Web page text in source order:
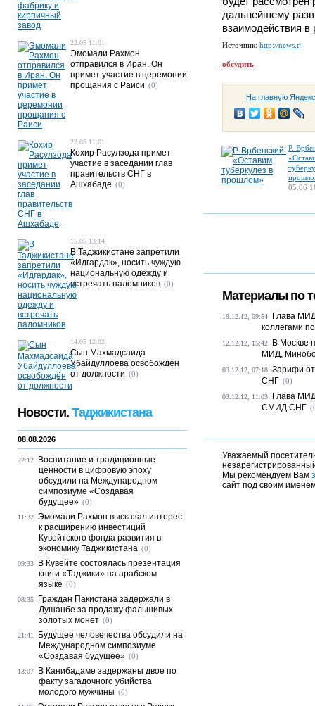
дальнейшему
взаимодействия в
Источник: http://news.tj
обсудить
На главную
Р.
05.06
Материалы по
19.12.12, 09:54
Глава
коллегами
12.12.12, 15:42
В Москве
МИД,
03.12.12, 07:18 Зарифи
СНГ (0)
03.12.12, 11:03
Глава
СМИД СНГ
Уважаемый
Мы рекомендуем Вам
сайт под своим
22.05 11:01
Эмомали Рахмон
отправился в Иран. Он
примет участие в церемонии
прощания с Раиси (0)
22.05 11:01
Кохир Расулзода примет
участие в заседании глав
правительств СНГ в
Ашхабаде (0)
15.05 13:14
В Таджикистане запретили
«Идгардак», носить чуждую
национальную одежду и
встречать паломников (0)
14.05 12:02
Сын Махмадсаида
Убайдуллоева освобождён
от должности (0)
Новости. Таджикистана
08.08.2026
22:12
Воспитание и традиционные
ценности в цифровую эпоху
обсудили на Международном
симпозиуме «Создавая
будущее» (0)
11:32 Эмомали Рахмон высказал интерес
к расширению инвестиций
Кувейтского фонда развития в
экономику Таджикистана (0)
09:33
В Кувейте состоялась презентация
книги «Таджики» на арабском
языке (0)
08:35
Граждан Пакистана задержали в
Душанбе за продажу фальшивых
золотых монет (0)
21:41
Будущее человечества обсудили на
Международном симпозиуме
«Создавая будущее» (0)
13:07
В Канибадаме задержаны двое по
факту загадочного убийства
молодого мужчины (0)